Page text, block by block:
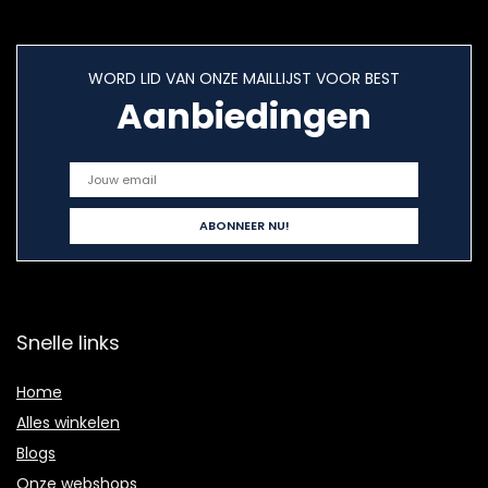
WORD LID VAN ONZE MAILLIJST VOOR BEST
Aanbiedingen
Snelle links
Home
Alles winkelen
Blogs